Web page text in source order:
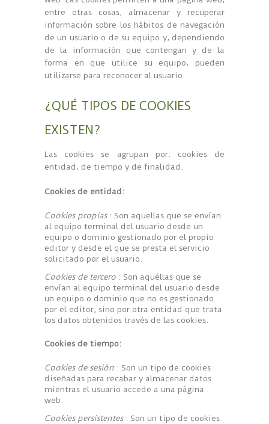
entre otras cosas, almacenar y recuperar
información sobre los hábitos de navegación
de un usuario o de su equipo y, dependiendo
de la información que contengan y de la
forma en que utilice su equipo, pueden
utilizarse para reconocer al usuario.
¿QUÉ TIPOS DE COOKIES
EXISTEN?
Las cookies se agrupan por: cookies de
entidad, de tiempo y de finalidad.
Cookies de entidad:
Cookies propias: Son aquellas que se envían
al equipo terminal del usuario desde un
equipo o dominio gestionado por el propio
editor y desde el que se presta el servicio
solicitado por el usuario.
Cookies de tercero : Son aquéllas que se
envían al equipo terminal del usuario desde
un equipo o dominio que no es gestionado
por el editor, sino por otra entidad que trata
los datos obtenidos través de las cookies.
Cookies de tiempo:
Cookies de sesión : Son un tipo de cookies
diseñadas para recabar y almacenar datos
mientras el usuario accede a una página
web.
Cookies persistentes: Son un tipo de cookies